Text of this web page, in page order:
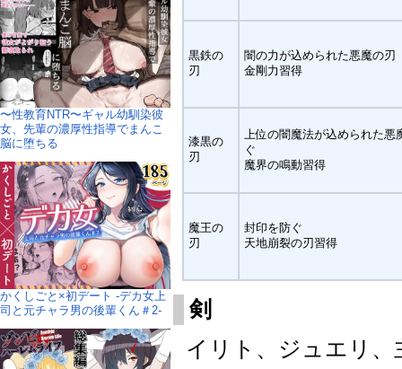
黒鉄の
刃
闇の力が込められた悪魔の刃
金剛力習得
漆黒の
刃
上位の闇魔法が込められた悪
ぐ
魔界の鳴動習得
魔王の
刃
封印を防ぐ
天地崩裂の刃習得
剣
イリト、ジュエリ
〜性教育NTR〜ギャル幼馴染彼
女、先輩の濃厚性指導でまんこ
脳に堕ちる
かくしごと×初デート -デカ女上
司と元チャラ男の後輩くん＃2-